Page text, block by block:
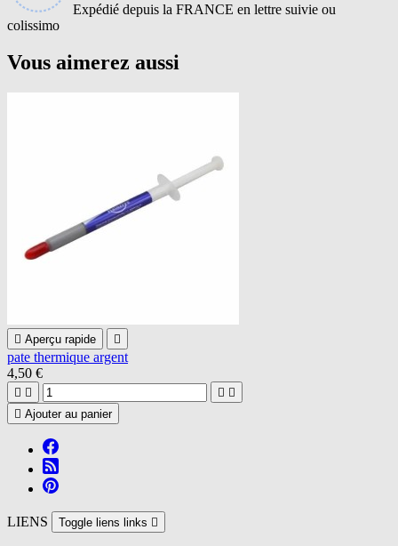
Expédié depuis la FRANCE en lettre suivie ou
colissimo
Vous aimerez aussi
 Aperçu rapide 
pate thermique argent
4,50 €
   
 Ajouter au panier
LIENS Toggle liens links 